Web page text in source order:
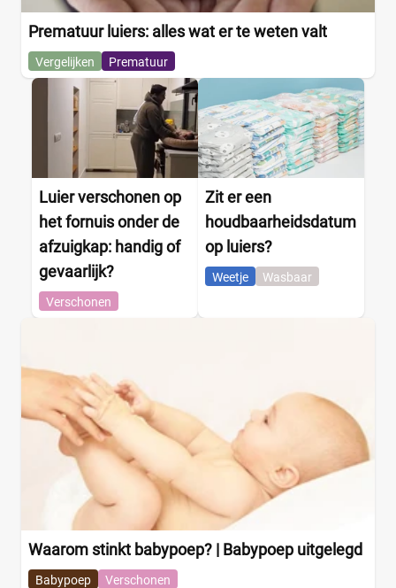
Prematuur luiers: alles wat er te weten valt
Vergelijken Prematuur
Luier verschonen op
het fornuis onder de
afzuigkap: handig of
gevaarlijk?
Verschonen
Zit er een
houdbaarheidsdatum
op luiers?
Weetje Wasbaar
Waarom stinkt babypoep? | Babypoep uitgelegd
Babypoep Verschonen